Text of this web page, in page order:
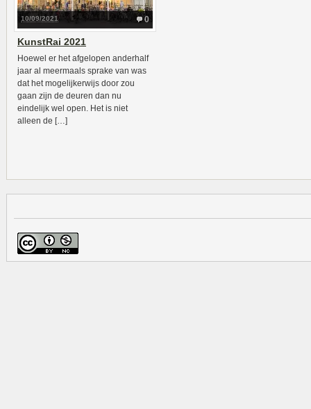
0
10/09/2021
KunstRai 2021
Hoewel er het afgelopen anderhalf
jaar al meermaals sprake van was
dat het mogelijkerwijs door zou
gaan zijn de deuren dan nu
eindelijk wel open. Het is niet
alleen de […]